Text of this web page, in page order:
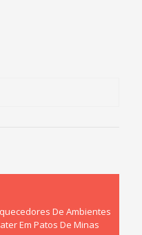
De Ambientes
Em Patos De Minas